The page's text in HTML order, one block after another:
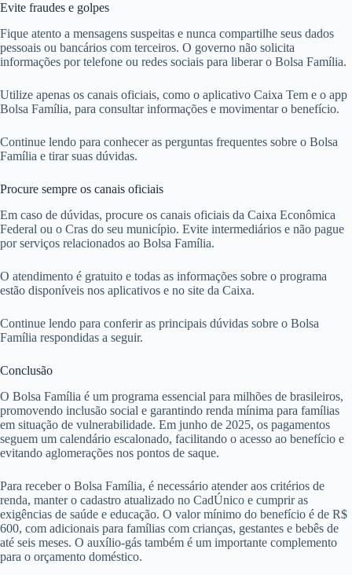
Evite fraudes e golpes
Fique atento a mensagens suspeitas e nunca compartilhe seus dados
pessoais ou bancários com terceiros. O governo não solicita
informações por telefone ou redes sociais para liberar o Bolsa Família.
Utilize apenas os canais oficiais, como o aplicativo Caixa Tem e o app
Bolsa Família, para consultar informações e movimentar o benefício.
Continue lendo para conhecer as perguntas frequentes sobre o Bolsa
Família e tirar suas dúvidas.
Procure sempre os canais oficiais
Em caso de dúvidas, procure os canais oficiais da Caixa Econômica
Federal ou o Cras do seu município. Evite intermediários e não pague
por serviços relacionados ao Bolsa Família.
O atendimento é gratuito e todas as informações sobre o programa
estão disponíveis nos aplicativos e no site da Caixa.
Continue lendo para conferir as principais dúvidas sobre o Bolsa
Família respondidas a seguir.
Conclusão
O Bolsa Família é um programa essencial para milhões de brasileiros,
promovendo inclusão social e garantindo renda mínima para famílias
em situação de vulnerabilidade. Em junho de 2025, os pagamentos
seguem um calendário escalonado, facilitando o acesso ao benefício e
evitando aglomerações nos pontos de saque.
Para receber o Bolsa Família, é necessário atender aos critérios de
renda, manter o cadastro atualizado no CadÚnico e cumprir as
exigências de saúde e educação. O valor mínimo do benefício é de R$
600, com adicionais para famílias com crianças, gestantes e bebês de
até seis meses. O auxílio-gás também é um importante complemento
para o orçamento doméstico.